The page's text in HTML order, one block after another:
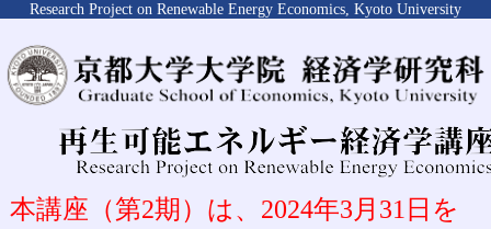
Research Project on Renewable Energy Economics, Kyoto University
本講座（第2期）は、2024年3月31日を